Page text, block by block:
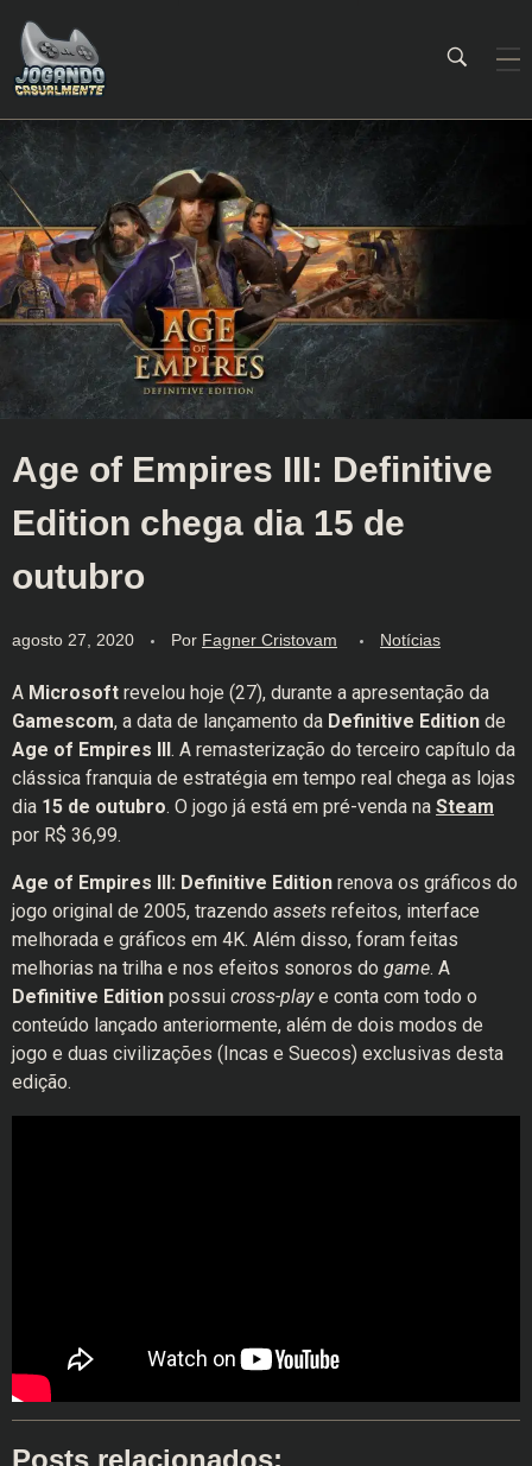
Jogando Casualmente
Conteúdo family friendly sobre games! Desde 2019 analisando jogos.
Age of Empires III: Definitive
Edition chega dia 15 de
outubro
agosto 27, 2020 Por Fagner Cristovam Notícias
A Microsoft revelou hoje (27), durante a apresentação da
Gamescom, a data de lançamento da Definitive Edition de
Age of Empires III. A remasterização do terceiro capítulo da
clássica franquia de estratégia em tempo real chega as lojas
dia 15 de outubro. O jogo já está em pré-venda na Steam
por R$ 36,99.
Age of Empires III: Definitive Edition renova os gráficos do
jogo original de 2005, trazendo assets refeitos, interface
melhorada e gráficos em 4K. Além disso, foram feitas
melhorias na trilha e nos efeitos sonoros do game. A
Definitive Edition possui cross-playe conta com todo o
conteúdo lançado anteriormente, além de dois modos de
jogo e duas civilizações (Incas e Suecos) exclusivas desta
edição.